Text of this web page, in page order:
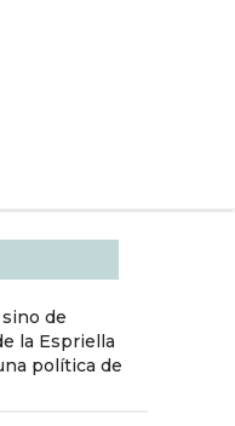
de
la Espriella
política de